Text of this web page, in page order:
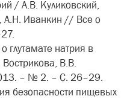
/ А.В. Куликовский,
А.Н. Иванкин // Все о
глутамате натрия в
В.В.
– № 2. – С. 26–29.
безопасности пищевых